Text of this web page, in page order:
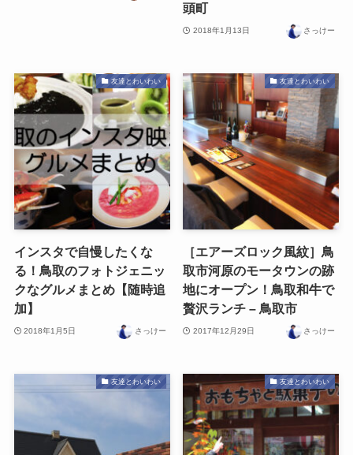
頭町
2018年1月13日 さっけー
友達とわいわい
インスタで自慢したくな
る！鳥取のフォトジェニッ
クなグルメまとめ【随時追
加】
2018年1月5日 さっけー
友達とわいわい
［エアーズロック風紋］鳥
取市河原のモータウンの跡
地にオープン！鳥取和牛で
贅沢ランチ – 鳥取市
2017年12月29日 さっけー
友達とわいわい 友達とわいわい